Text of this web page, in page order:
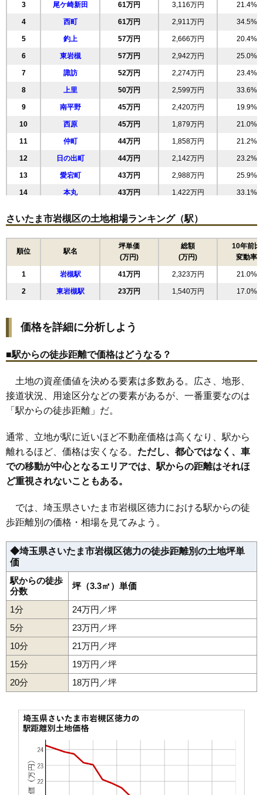
3 尾ケ崎新田 61万円 3,116万円 21.4%
4 西町 61万円 2,911万円 34.5%
5 釣上 57万円 2,666万円 20.4%
6 東岩槻 57万円 2,942万円 25.0%
7 諏訪 52万円 2,274万円 23.4%
8 上里 50万円 2,599万円 33.6%
9 南平野 45万円 2,420万円 19.9%
10 西原 45万円 1,879万円 21.0%
11 仲町 44万円 1,858万円 21.2%
12 日の出町 44万円 2,142万円 23.2%
13 愛宕町 43万円 2,988万円 25.9%
14 本丸 43万円 1,422万円 33.1%
16 東町 42万円 2,227万円 28.7%
42万円 2,015万円 22.9%
42万円 1,908万円 20.1%
19 西原台 39万円 1,888万円 20.0%
20 美幸町 39万円 2,043万円 20.2%
22 加倉 37万円
24 宮町 34万円 1,973万円 30.3%
25 城南 33万円 1,673万円 24.9%
26 城町 32万円 1,926万円 23.9%
27 釣上新田
28 上野 31万円 2,220万円 26.0%
29 尾ケ崎 28万円 1,484万円 11.8%
30 岩槻 24万円 1,643万円 15.0%
31 表慈恩寺 22万円
33 古ケ場
35 本宿 16万円 1,642万円 17.8%
37 馬込 13万円
38 小溝 13万円 605万円 3.8%
39 裏慈恩寺 12万円 824万円 3.1%
40 慈恩寺 12万円 874万円 1.7%
41 掛 11万円 1,490万円 14.4%
42
43 箕輪
45 柏崎 9.3万円
飯塚 8.5万円 767万円
野孫
8.0万円
さいたま市岩槻区の土地相場ランキング（駅）
順位 駅名
坪単価
(万円)
総額
(万円)
10年前比
変動率
1 岩槻駅 41万円 2,323万円 21.0%
2 東岩槻駅 23万円 1,540万円 17.0%
価格を詳細に分析しよう
■駅からの徒歩距離で価格はどうなる？
土地の資産価値を決める要素は多数ある。広さ、地形、
接道状況、用途区分などの要素があるが、一番重要なのは
「駅からの徒歩距離」だ。
通常、立地が駅に近いほど不動産価格は高くなり、駅から
離れるほど、価格は安くなる。 ただし、都心ではなく、車
での移動が中心となるエリアでは、駅からの距離はそれほ
ど重視されないこともある。
では、埼玉県さいたま市岩槻区徳力における駅からの徒
歩距離別の価格・相場を見てみよう。
◆埼玉県さいたま市岩槻区徳力の徒歩距離別の土地坪単
価
駅からの徒歩
分数
坪（3.3㎡）単価
1分
24万円／坪
5分
23万円／坪
10分
21万円／坪
15分
19万円／坪
20分
18万円／坪